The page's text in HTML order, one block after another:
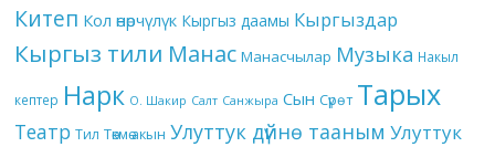
Китеп Кол өнөрчүлүк Кыргыз даамы Кыргыздар
Кыргыз тили Манас Манасчылар Музыка Накыл
кептер Нарк О. Шакир Салт Санжыра Сын Сүрөт Тарых
Театр Тил Төкмө акын Улуттук дүйнө тааным Улуттук